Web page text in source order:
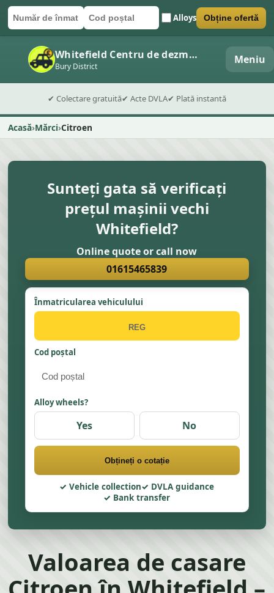
Număr de înmatriculare
Cod poștal Alloys
Trimite formularul Obține ofertă
Whitefield Centru de dezmembrări auto
Bury District Meniu
✔ Colectare gratuită✔ Acte DVLA✔ Plată instantă
Acasă Mărci Citroen
Sunteți gata să verificați
prețul mașinii vechi
Whitefield?
Online quote or call now
01615465839
Înmatricularea vehiculului
Cod poștal
Alloy wheels?
Yes No
Obțineți o cotație
Vehicle collection
DVLA guidance
Bank transfer
Valoarea de casare